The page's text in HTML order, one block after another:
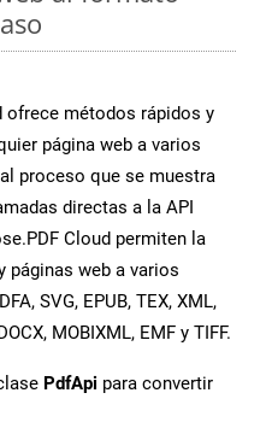
ofrece métodos rápidos y
página web a varios
proceso que se muestra
directas a la API
Cloud permiten la
páginas web a varios
SVG, EPUB, TEX, XML,
MOBIXML, EMF y TIFF.
PdfApi para convertir